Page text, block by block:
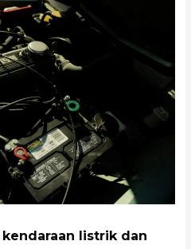
listrik dan